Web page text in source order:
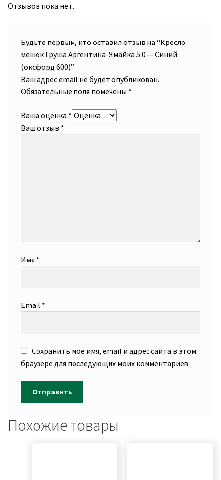
Отзывов пока нет.
Будьте первым, кто оставил отзыв на “Кресло
мешок Груша Аргентина-Ямайка 5:0 — Синий
(оксфорд 600)”
Ваш адрес email не будет опубликован.
Обязательные поля помечены *
Ваша оценка *
Ваш отзыв *
Имя *
Email *
Сохранить моё имя, email и адрес сайта в этом
браузере для последующих моих комментариев.
Похожие товары